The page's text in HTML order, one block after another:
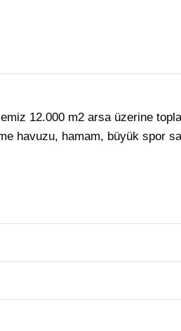
12.000 m2 arsa üzerine
havuzu, hamam, büyük spor